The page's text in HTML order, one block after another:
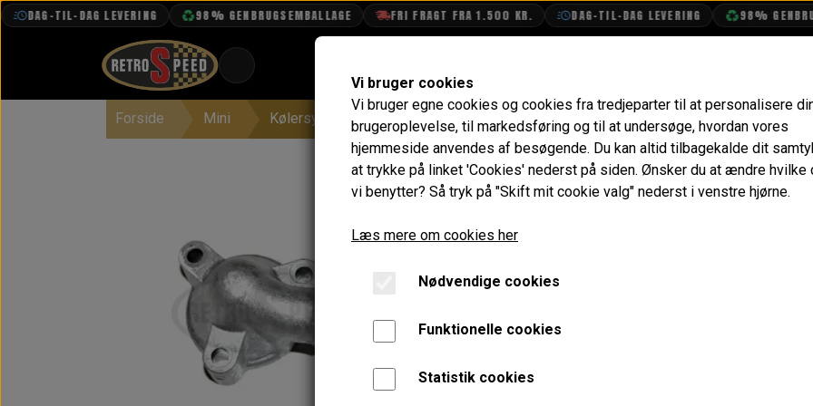
DAG-TIL-DAG LEVERING 98% GENBRUGSEMBALLAGE FRI FRAGT FRA 1.500 KR. DAG-TIL-DAG LEVERING 98%
Forside Mini Kølersystem, Varme, Vand & Olie Vand Termostat Termostat Hus -
Termostat Hus - Sen SPI
Varenummer: PEQ100690
Originalt monteret på de aller sidste Mini SPI, automatics
45 grader længere væk fra motoren sammenlignet med
Tidligere SPI og uden air condition bruger helt std.
GRH247KEVLAR
Vi bruger cookies
Vi bruger egne cookies og cookies fra tredjeparter til at personalisere
brugeroplevelse, til markedsføring og til at undersøge, hvordan vores
hjemmeside anvendes af besøgende. Du kan altid tilbagekalde dit
at trykke på linket 'Cookies' nederst på siden. Ønsker du at ændre hvilke
vi benytter? Så tryk på "Skift mit cookie valg" nederst i venstre hjørne.
Læs mere om cookies her
Nødvendige cookies
Funktionelle cookies
Statistik cookies